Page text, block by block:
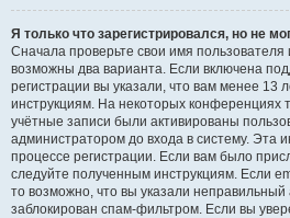
Я только что зарегистрировался, но не
Сначала проверьте свои имя
возможны два варианта. Если включена
регистрации вы указали, что вам менее 13
инструкциям. На некоторых конференциях
учётные записи были активированы
администратором до входа в систему. Эта
процессе регистрации. Если вам было
следуйте полученным инструкциям. Если
то возможно, что вы указали
заблокирован спам-фильтром. Если вы